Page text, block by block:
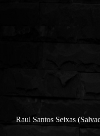
Raul Santos Seixas